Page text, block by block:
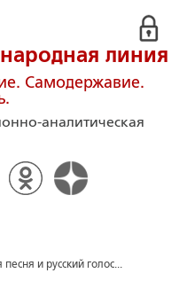
народная линия
Самодержавие.
аналитическая
песня и русский голос...